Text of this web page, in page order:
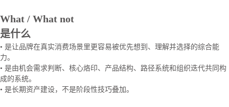
What / What not
是什么
• 是让品牌在真实消费场景里更容易被优先想到、理解并选择的综合能
力。
• 是由机会需求判断、核心烙印、产品结构、路径系统和组织迭代共同构
成的系统。
• 是长期资产建设，不是阶段性技巧叠加。